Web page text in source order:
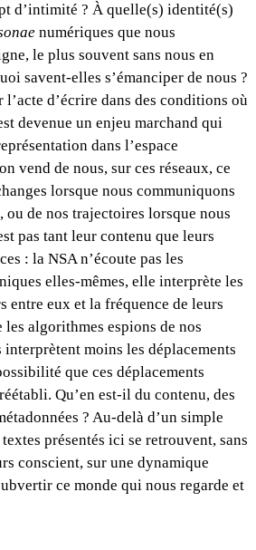
d’intimité ? À quelle(s) identité(s)
numériques que nous
le plus souvent sans nous en
savent-elles s’émanciper de nous ?
d’écrire dans des conditions où
devenue un enjeu marchand qui
dans l’espace
vend de nous, sur ces réseaux, ce
lorsque nous communiquons
ou de nos trajectoires lorsque nous
pas tant leur contenu que leurs
: la NSA n’écoute pas les
elles-mêmes, elle interprète les
entre eux et la fréquence de leurs
les algorithmes espions de nos
interprètent moins les déplacements
que ces déplacements
Qu’en est-il du contenu, des
? Au-delà d’un simple
présentés ici se retrouvent, sans
conscient, sur une dynamique
ce monde qui nous regarde et